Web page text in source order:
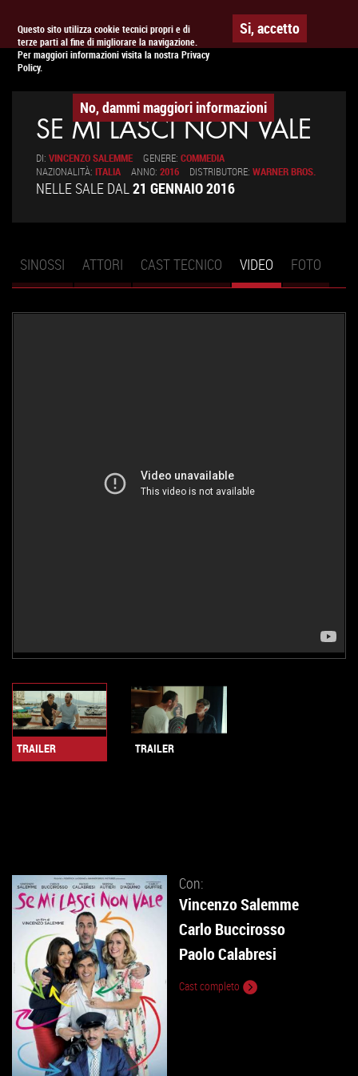
Questo sito utilizza cookie tecnici propri e di
terze parti al fine di migliorare la navigazione.
Per maggiori informazioni visita la nostra Privacy
Policy.
Si, accetto
No, dammi maggiori informazioni
APPUNTAMENTO AL CINEMA
SE MI LASCI NON VALE
DI: VINCENZO SALEMME GENERE: COMMEDIA
NAZIONALITÀ: ITALIA ANNO: 2016 DISTRIBUTORE: WARNER BROS.
NELLE SALE DAL21 GENNAIO 2016
Schede primarie
SINOSSI ATTORI CAST TECNICO VIDEO (SCHEDA
ATTIVA)
FOTO
TRAILER TRAILER
Con:
Vincenzo Salemme
Carlo Buccirosso
Paolo Calabresi
Cast completo